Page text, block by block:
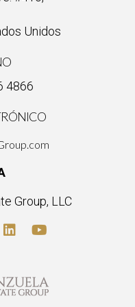
costera vulnerable y
económicas.
Unidos
4866
Group, LLC